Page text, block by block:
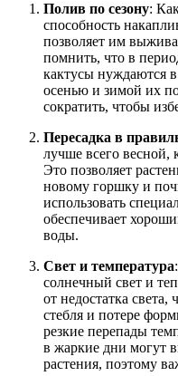
Полив по сезону:
способность
позволяет им
помнить, что в
кактусы нуждаются
осенью и зимой их
сократить, чтобы
Пересадка в
лучше всего весной,
Это позволяет
новому горшку и
использовать
обеспечивает
воды.
Свет и температура
солнечный свет и
от недостатка
стебля и потере
резкие перепады
в жаркие дни могут
растения, поэтому